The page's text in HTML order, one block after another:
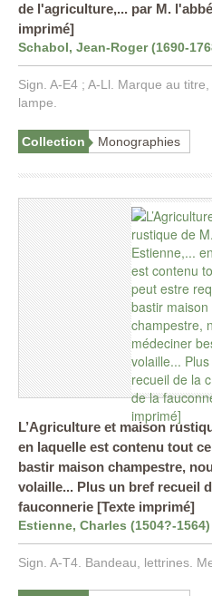
de l'agriculture,... par M.
imprimé]
Schabol, Jean-Roger (1690-
Sign. A-E4 ; A-Ll. Marque au
lampe.
Collection Monographies
L’Agriculture et maison
en laquelle est contenu tout
bastir maison champestre,
volaille... Plus un bref recueil
fauconnerie [Texte imprimé]
Estienne, Charles (1504?-1564)
Sign. A-T4. Bandeau, lettrines.